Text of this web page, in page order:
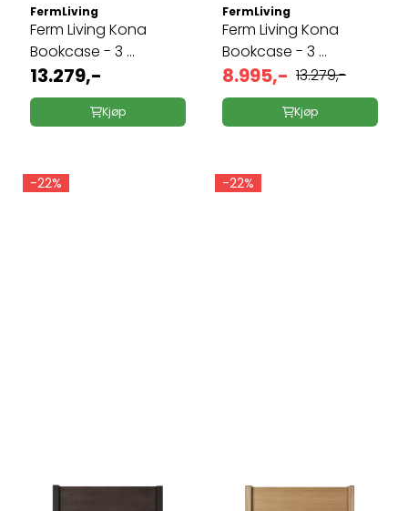
FermLiving
Ferm Living Kona
Bookcase - 3 ...
13.279,-
Kjøp
FermLiving
Ferm Living Kona
Bookcase - 3 ...
8.995,- 13.279,-
Kjøp
-22% -22%